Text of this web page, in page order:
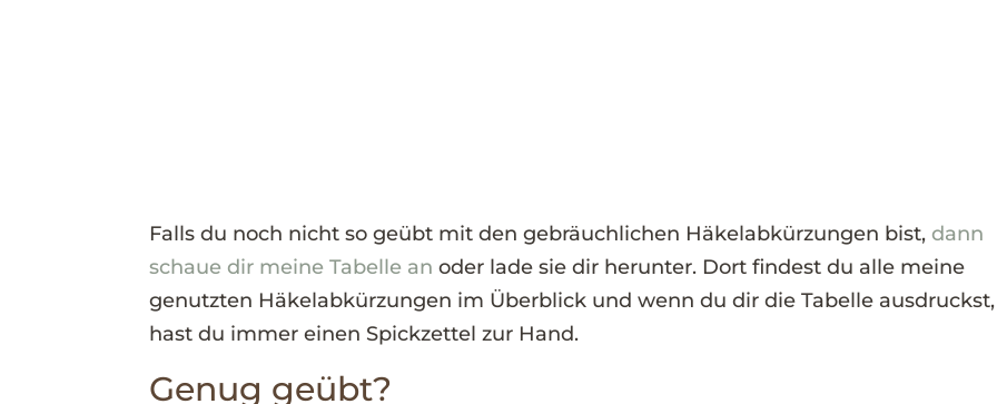
Falls du noch nicht so geübt mit den gebräuchlichen Häkelabkürzungen bist, dann
schaue dir meine Tabelle an oder lade sie dir herunter. Dort findest du alle meine
genutzten Häkelabkürzungen im Überblick und wenn du dir die Tabelle ausdruckst,
hast du immer einen Spickzettel zur Hand.
Genug geübt?